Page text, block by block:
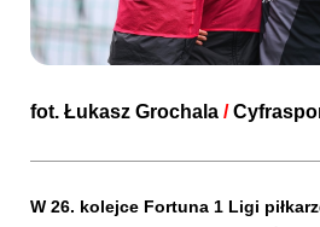
SKLEP KUP
fot. Łukasz Grochala /
W 26. kolejce Fortuna 1 Ligi